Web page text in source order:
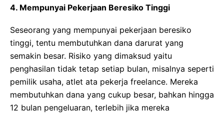
4. Mempunyai Pekerjaan Beresiko Tinggi
Seseorang yang mempunyai pekerjaan beresiko
tinggi, tentu membutuhkan dana darurat yang
semakin besar. Risiko yang dimaksud yaitu
penghasilan tidak tetap setiap bulan, misalnya seperti
pemilik usaha, atlet ata pekerja freelance. Mereka
membutuhkan dana yang cukup besar, bahkan hingga
12 bulan pengeluaran, terlebih jika mereka